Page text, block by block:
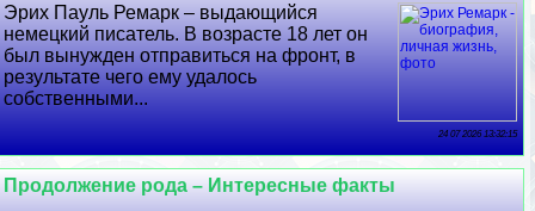
Эрих Пауль Ремарк – выдающийся
немецкий писатель. В возрасте 18 лет он
был вынужден отправиться на фронт, в
результате чего ему удалось
собственными...
24 07 2026 13:32:15
Продолжение рода – Интересные факты